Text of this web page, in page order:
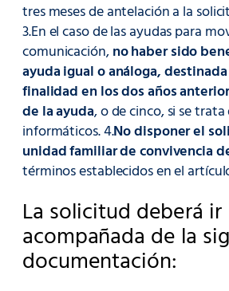
tres meses de antelación a la
3.En el caso de las ayudas para
comunicación,no haber sido
ayuda igual o análoga,
finalidad en los dos años
de la ayuda, o de cinco, si se
informáticos. 4.No disponer el
unidad familiar de convivencia
términos establecidos en el
La solicitud deberá ir
acompañada de la
documentación: